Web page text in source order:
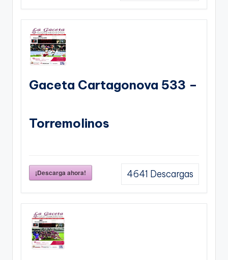
Gaceta Cartagonova 533 –
Torremolinos
¡Descarga ahora! 4641 Descargas